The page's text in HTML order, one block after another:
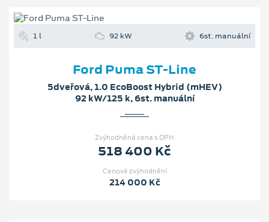
1 l 92 kW 6st. manuální
Ford Puma ST-Line
5dveřová, 1.0 EcoBoost Hybrid (mHEV)
92 kW/125 k, 6st. manuální
Zvýhodněná cena s DPH
518 400 Kč
Cenové zvýhodnění
214 000 Kč